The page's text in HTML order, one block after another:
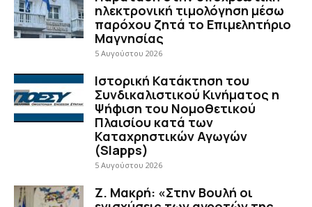
ηλεκτρονική τιμολόγηση μέσω
παρόχου ζητά το Επιμελητήριο
Μαγνησίας
5 Αυγούστου 2026
Ιστορική Κατάκτηση του
Συνδικαλιστικού Κινήματος η
Ψήφιση του Νομοθετικού
Πλαισίου κατά των
Καταχρηστικών Αγωγών
(Slapps)
5 Αυγούστου 2026
Ζ. Μακρή: «Στην Βουλή οι